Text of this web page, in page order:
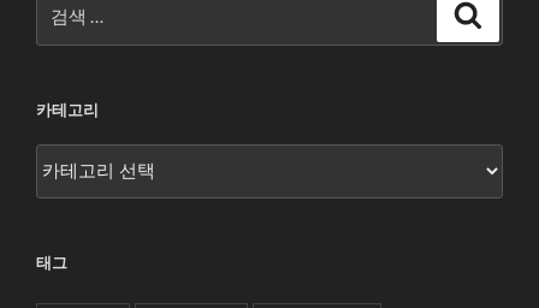
색:
카테고리
태그